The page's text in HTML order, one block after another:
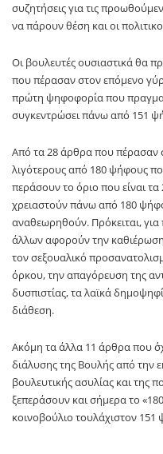
συζητήσεις για τις
να πάρουν θέση και οι
Οι βουλευτές ουσιαστικά θα
που πέρασαν στον επόμενο
πρώτη ψηφοφορία που
συγκεντρώσει πάνω από 151
Από τα 28 άρθρα που πέρασαν
λιγότερους από 180 ψήφους
περάσουν το όριο που είναι
χρειαστούν πάνω από 180
αναθεωρηθούν. Πρόκειται,
άλλων αφορούν την
τον σεξουαλικό
όρκου, την απαγόρευση της
δυσπιστίας, τα λαϊκά
διάθεση.
Ακόμη τα άλλα 11 άρθρα που
διάλυσης της Βουλής από την
βουλευτικής ασυλίας και της
ξεπεράσουν και σήμερα το
κοινοβούλιο τουλάχιστον 151